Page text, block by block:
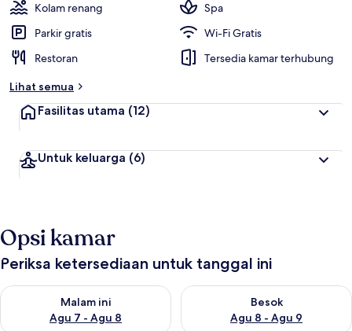
Kolam renang
Spa
Parkir gratis
Wi-Fi Gratis
Restoran
Tersedia kamar terhubung
Lihat semua
Fasilitas utama (12)
Untuk keluarga (6)
Opsi kamar
Periksa ketersediaan untuk tanggal ini
Malam ini
Agu 7 - Agu 8
Periksa ketersediaan untuk malam ini Agu 7 - Agu 8
Besok
Agu 8 - Agu 9
Periksa ketersediaan untuk